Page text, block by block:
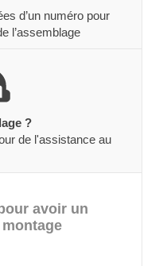
d’un numéro pour
l’assemblage
?
de l'assistance au
avoir un